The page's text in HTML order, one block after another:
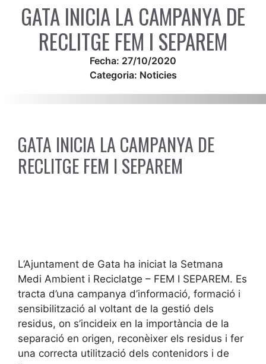
GATA INICIA LA CAMPANYA DE
RECLITGE FEM I SEPAREM
Fecha: 27/10/2020
Categoria: Noticies
GATA INICIA LA CAMPANYA DE
RECLITGE FEM I SEPAREM
L’Ajuntament de Gata ha iniciat la Setmana
Medi Ambient i Reciclatge – FEM I SEPAREM. Es
tracta d’una campanya d’informació, formació i
sensibilització al voltant de la gestió dels
residus, on s’incideix en la importància de la
separació en origen, reconèixer els residus i fer
una correcta utilització dels contenidors i de